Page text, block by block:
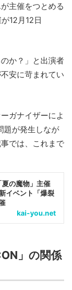
主催をつとめる
が12月12日
か？」と出演者
安に苛まれてい
ガナイザーによ
題が発生しなが
では、これまで
夏の魔物」主催
イベント「爆裂
kai-you.net
」の関係